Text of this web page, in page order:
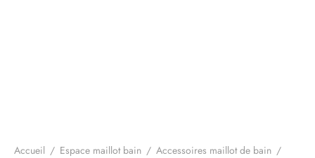
Accueil / Espace maillot bain / Accessoires maillot de bain /